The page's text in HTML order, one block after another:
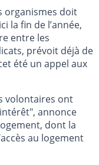
organismes doit
la fin de l’année,
entre les
prévoit déjà de
été un appel aux
volontaires ont
annonce
dont la
au logement